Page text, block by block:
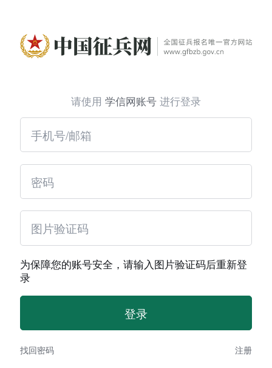
请使用 学信网账号 进行登录
为保障您的账号安全，请输入图片验证码后重新登
录
找回密码 注册